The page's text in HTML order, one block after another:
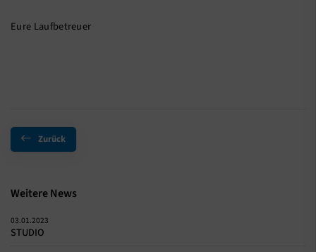
Eure Laufbetreuer
Zurück
Weitere News
03.01.2023
STUDIO